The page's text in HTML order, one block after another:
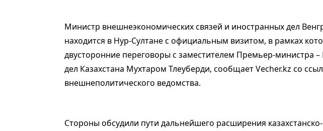
Министр внешнеэкономических связей и иностранных дел
находится в Нур-Султане с официальным визитом, в рамках
двусторонние переговоры с заместителем Премьер-министра
дел Казахстана Мухтаром Тлеуберди, сообщает Vecher.kz со
внешнеполитического ведомства.
Стороны обсудили пути дальнейшего расширения казахстанско-